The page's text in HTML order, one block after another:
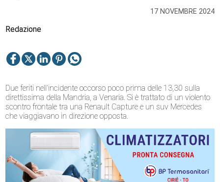
17 NOVEMBRE 2024
Redazione
Due feriti nell’incidente occorso poco prima delle 13,30 sulla
direttissima della Mandria, a Venaria. Si è trattato di un violento
scontro frontale tra una Renault Capture e un suv Mercedes
che viaggiavano in direzione opposta.